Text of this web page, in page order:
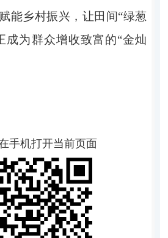
能乡村振兴，让田间“绿葱
成为群众增收致富的“金灿
手机打开当前页面